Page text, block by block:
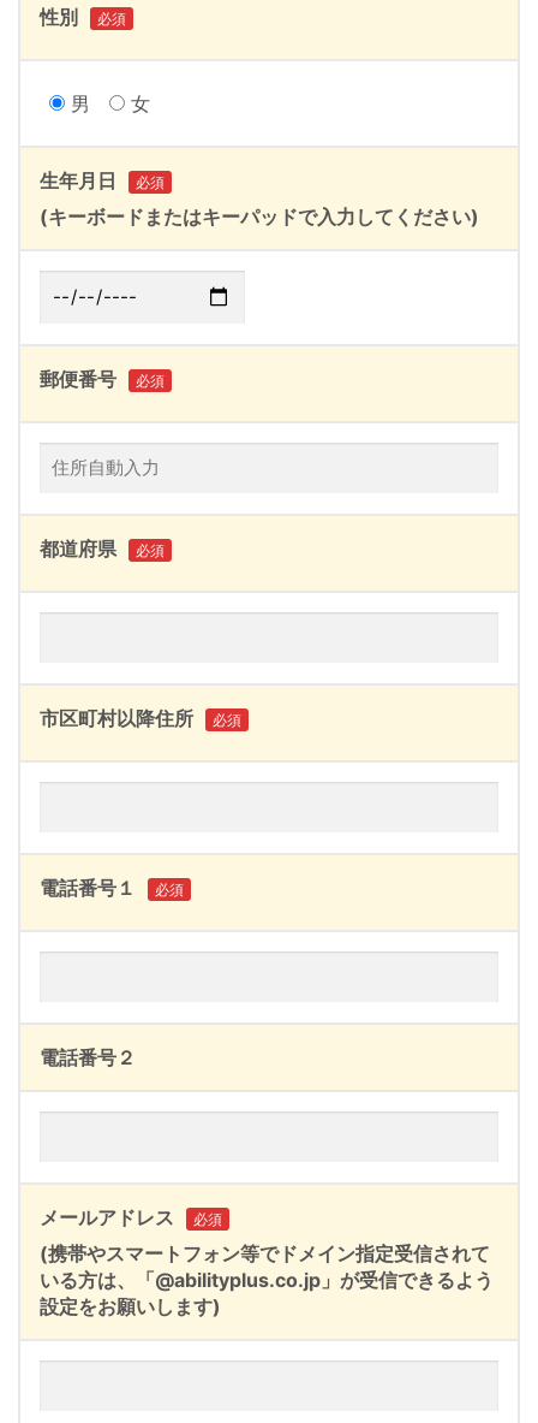
性別 必須
男 女
生年月日 必須
(キーボードまたはキーパッドで入力してください)
郵便番号 必須
都道府県 必須
市区町村以降住所 必須
電話番号１ 必須
電話番号２
メールアドレス 必須
(携帯やスマートフォン等でドメイン指定受信されて
いる方は、「@abilityplus.co.jp」が受信できるよう
設定をお願いします)